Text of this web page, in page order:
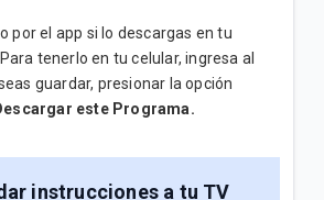
por el app si lo descargas en tu
tenerlo en tu celular, ingresa al
guardar, presionar la opción
este Programa.
instrucciones a tu TV